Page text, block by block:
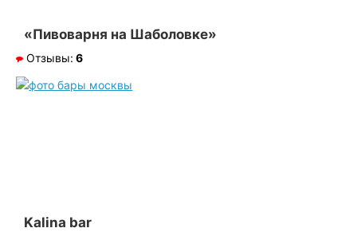
«Пивоварня на Шаболовке»
Отзывы: 6
Kalina bar